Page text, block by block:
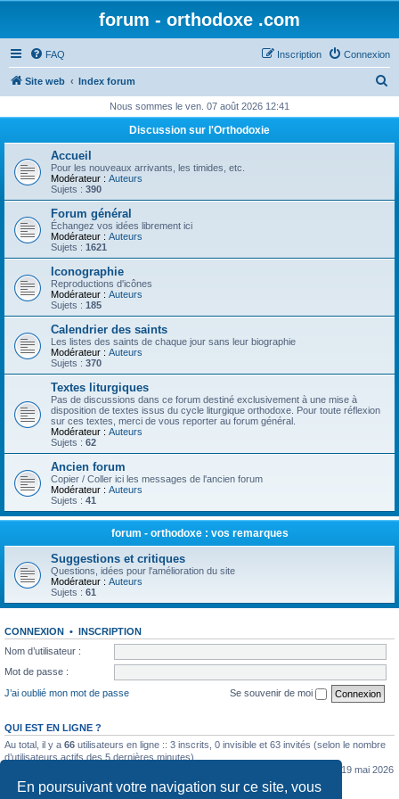
En poursuivant votre navigation sur ce site, vous
forum - orthodoxe .com
FAQ Connexion
Inscription
Site web Index forum
h
Nous sommes le ven. 07 août 2026 12:41
Discussion sur l'Orthodoxie
Accueil
Pour les nouveaux arrivants, les timides, etc.
Modérateur : Auteurs
Sujets : 390
Forum général
Échangez vos idées librement ici
Modérateur : Auteurs
Sujets : 1621
Iconographie
Reproductions d'icônes
Modérateur : Auteurs
Sujets : 185
Calendrier des saints
Les listes des saints de chaque jour sans leur biographie
Modérateur : Auteurs
Sujets : 370
Textes liturgiques
Pas de discussions dans ce forum destiné exclusivement à une mise à
disposition de textes issus du cycle liturgique orthodoxe. Pour toute réflexion
sur ces textes, merci de vous reporter au forum général.
Modérateur : Auteurs
Sujets : 62
Ancien forum
Copier / Coller ici les messages de l'ancien forum
Modérateur : Auteurs
Sujets : 41
forum - orthodoxe : vos remarques
Suggestions et critiques
Questions, idées pour l'amélioration du site
Modérateur : Auteurs
Sujets : 61
CONNEXION • INSCRIPTION
Nom d’utilisateur :
Mot de passe :
J’ai oublié mon mot de passe
Se souvenir de moi
QUI EST EN LIGNE ?
Au total, il y a 66 utilisateurs en ligne :: 3 inscrits, 0 invisible et 63 invités (selon le nombre
d’utilisateurs actifs des 5 dernières minutes)
le mar. 19 mai 2026
0:07